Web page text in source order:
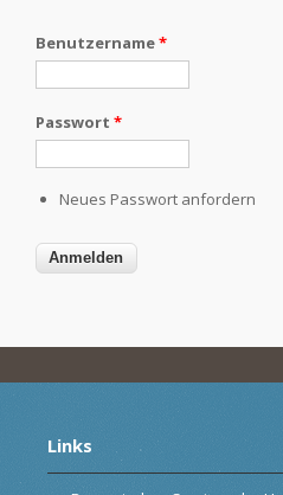
Benutzername*
Passwort *
Neues Passwort anfordern
Links